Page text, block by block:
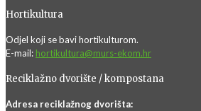
Hortikultura
Odjel koji se bavi hortikulturom.
E-mail: hortikultura@murs-ekom.hr
Reciklažno dvorište / kompostana
Adresa reciklažnog dvorišta: